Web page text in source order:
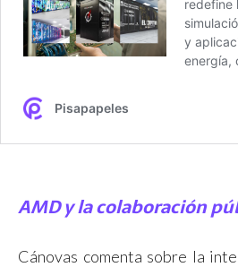
AMD y la colaboración
Cánovas comenta sobre la